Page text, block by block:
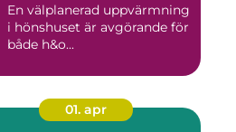
En välplanerad uppvärmning
i hönshuset är avgörande för
både h&o...
01. apr